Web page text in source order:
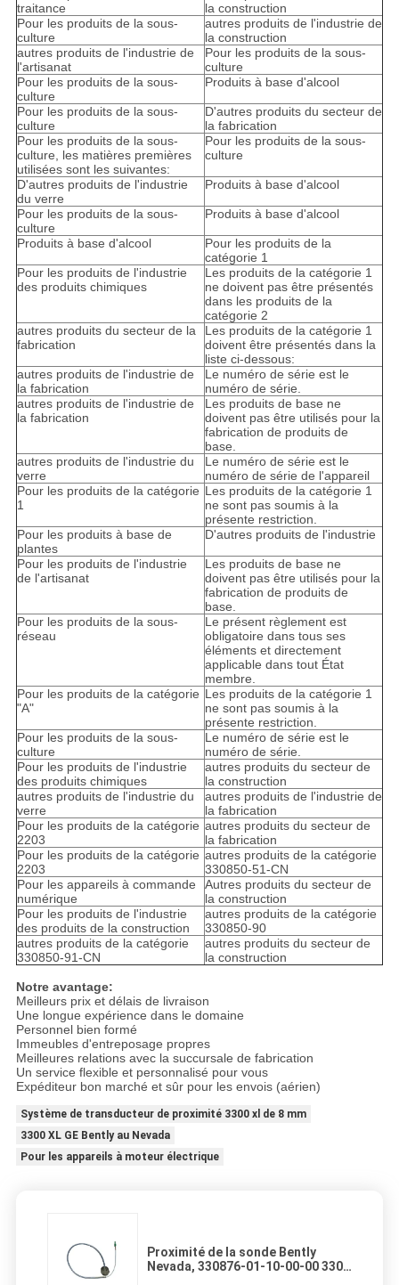
traitance
la construction
Pour les produits de la sous-
culture
autres produits de l'industrie de
la construction
autres produits de l'industrie de
l'artisanat
Pour les produits de la sous-
culture
Pour les produits de la sous-
culture
Produits à base d'alcool
Pour les produits de la sous-
culture
D'autres produits du secteur de
la fabrication
Pour les produits de la sous-
culture, les matières premières
utilisées sont les suivantes:
Pour les produits de la sous-
culture
D'autres produits de l'industrie
du verre
Produits à base d'alcool
Pour les produits de la sous-
culture
Produits à base d'alcool
Produits à base d'alcool
Pour les produits de la
catégorie 1
Pour les produits de l'industrie
des produits chimiques
Les produits de la catégorie 1
ne doivent pas être présentés
dans les produits de la
catégorie 2
autres produits du secteur de la
fabrication
Les produits de la catégorie 1
doivent être présentés dans la
liste ci-dessous:
autres produits de l'industrie de
la fabrication
Le numéro de série est le
numéro de série.
autres produits de l'industrie de
la fabrication
Les produits de base ne
doivent pas être utilisés pour la
fabrication de produits de
base.
autres produits de l'industrie du
verre
Le numéro de série est le
numéro de série de l'appareil
Pour les produits de la catégorie
1
Les produits de la catégorie 1
ne sont pas soumis à la
présente restriction.
Pour les produits à base de
plantes
D'autres produits de l'industrie
Pour les produits de l'industrie
de l'artisanat
Les produits de base ne
doivent pas être utilisés pour la
fabrication de produits de
base.
Pour les produits de la sous-
réseau
Le présent règlement est
obligatoire dans tous ses
éléments et directement
applicable dans tout État
membre.
Pour les produits de la catégorie
"A"
Les produits de la catégorie 1
ne sont pas soumis à la
présente restriction.
Pour les produits de la sous-
culture
Le numéro de série est le
numéro de série.
Pour les produits de l'industrie
des produits chimiques
autres produits du secteur de
la construction
autres produits de l'industrie du
verre
autres produits de l'industrie de
la fabrication
Pour les produits de la catégorie
2203
autres produits du secteur de
la fabrication
Pour les produits de la catégorie
2203
autres produits de la catégorie
330850-51-CN
Pour les appareils à commande
numérique
Autres produits du secteur de
la construction
Pour les produits de l'industrie
des produits de la construction
autres produits de la catégorie
330850-90
autres produits de la catégorie
330850-91-CN
autres produits du secteur de
la construction
Notre avantage:
Meilleurs prix et délais de livraison
Une longue expérience dans le domaine
Personnel bien formé
Immeubles d'entreposage propres
Meilleures relations avec la succursale de fabrication
Un service flexible et personnalisé pour vous
Expéditeur bon marché et sûr pour les envois (aérien)
Système de transducteur de proximité 3300 xl de 8 mm
3300 XL GE Bently au Nevada
Pour les appareils à moteur électrique
Proximité de la sonde Bently
Nevada, 330876-01-10-00-00 3300